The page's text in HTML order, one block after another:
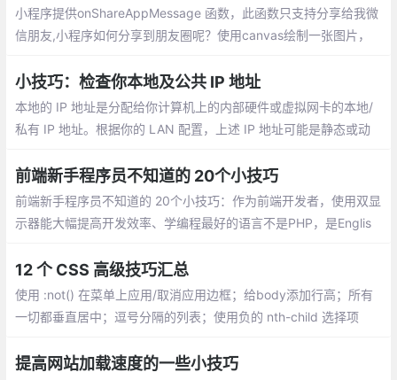
小程序提供onShareAppMessage 函数，此函数只支持分享给我微
信朋友,小程序如何分享到朋友圈呢？使用canvas绘制一张图片，
小技巧：检查你本地及公共 IP 地址
本地的 IP 地址是分配给你计算机上的内部硬件或虚拟网卡的本地/
私有 IP 地址。根据你的 LAN 配置，上述 IP 地址可能是静态或动
的公共/外部 IP 地址。
前端新手程序员不知道的 20个小技巧
前端新手程序员不知道的 20个小技巧：作为前端开发者，使用双显
示器能大幅提高开发效率、学编程最好的语言不是PHP，是Englis
gle一下、把觉得不靠谱的需求放到最后做，很可能到时候需求就变
了...
12 个 CSS 高级技巧汇总
使用 :not() 在菜单上应用/取消应用边框；给body添加行高；所有
一切都垂直居中；逗号分隔的列表；使用负的 nth-child 选择项
ght；继承 box-sizing
提高网站加载速度的一些小技巧